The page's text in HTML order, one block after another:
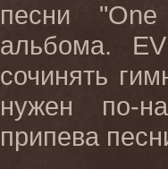
песни "One
альбома.
сочинять
нужен по-
припева